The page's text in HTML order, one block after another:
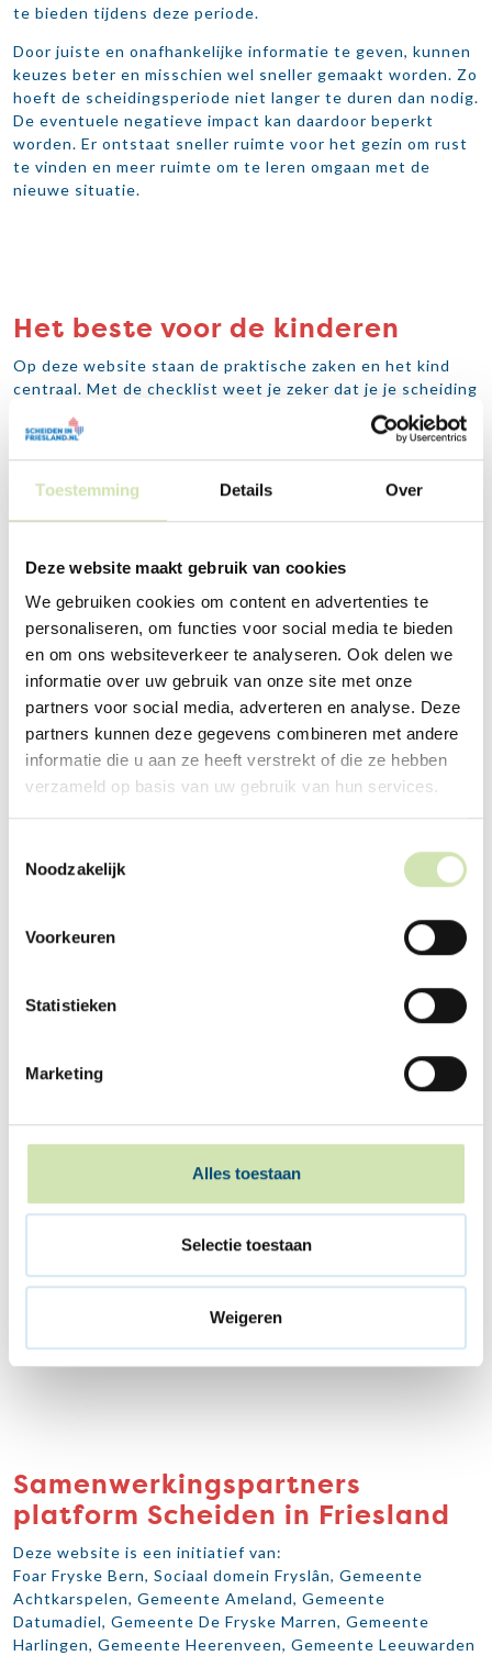
Toestemming Details Over
Deze website maakt gebruik van cookies
We gebruiken cookies om content en advertenties te
personaliseren, om functies voor social media te bieden
en om ons websiteverkeer te analyseren. Ook delen we
informatie over uw gebruik van onze site met onze
partners voor social media, adverteren en analyse. Deze
partners kunnen deze gegevens combineren met andere
informatie die u aan ze heeft verstrekt of die ze hebben
verzameld op basis van uw gebruik van hun services.
Noodzakelijk
Voorkeuren
Statistieken
Marketing
Alles toestaan
Selectie toestaan
Weigeren
te bieden tijdens deze periode.
Door juiste en onafhankelijke informatie te geven, kunnen
keuzes beter en misschien wel sneller gemaakt worden. Zo
hoeft de scheidingsperiode niet langer te duren dan nodig.
De eventuele negatieve impact kan daardoor beperkt
worden. Er ontstaat sneller ruimte voor het gezin om rust
te vinden en meer ruimte om te leren omgaan met de
nieuwe situatie.
Het beste voor de kinderen
Op deze website staan de praktische zaken en het kind
centraal. Met de checklist weet je zeker dat je je scheiding
goed regelt en dat je keuzes maakt in het belang van het
kind. De informatie op deze website geeft je daarnaast
meer inzicht in hoe je tijdens een scheiding met je emoties
en de emoties van je kinderen om kunt gaan.
Mis je informatie? Help het
platform aanvullen
Om dit platform zo compleet mogelijk te maken,
worden tips en suggesties voor aanvullende
Samenwerkingspartners
platform Scheiden in Friesland
Deze website is een initiatief van:
Foar Fryske Bern, Sociaal domein Fryslân, Gemeente
Achtkarspelen, Gemeente Ameland, Gemeente
Datumadiel, Gemeente De Fryske Marren, Gemeente
Harlingen, Gemeente Heerenveen, Gemeente Leeuwarden